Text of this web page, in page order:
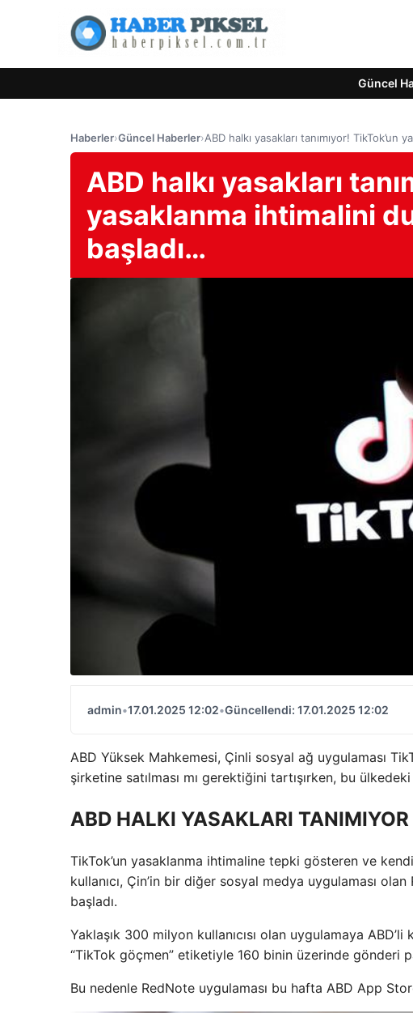
Güncel
Haberler›Güncel Haberler›ABD halkı yasakları tanımıyor!
ABD halkı yasakları
yasaklanma ihtimalini
başladı…
admin•17.01.2025 12:02•Güncellendi: 17.01.2025 12:02
ABD Yüksek Mahkemesi, Çinli sosyal ağ uygulaması
şirketine satılması mı gerektiğini tartışırken, bu
ABD HALKI YASAKLARI TANIMIYOR
TikTok’un yasaklanma ihtimaline tepki gösteren ve
kullanıcı, Çin’in bir diğer sosyal medya uygulaması
başladı.
Yaklaşık 300 milyon kullanıcısı olan uygulamaya
“TikTok göçmen” etiketiyle 160 binin üzerinde gönderi
Bu nedenle RedNote uygulaması bu hafta ABD App